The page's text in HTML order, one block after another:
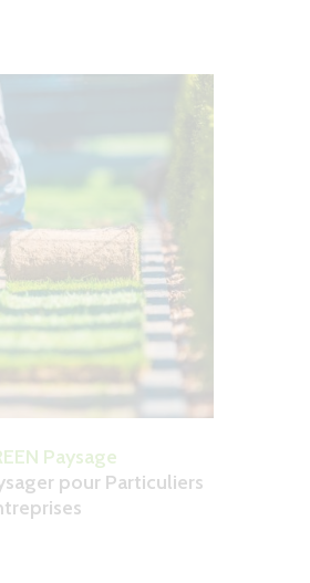
Paysage
pour Particuliers